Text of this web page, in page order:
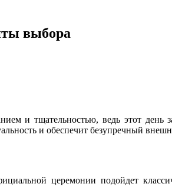
выбора
и тщательностью, ведь этот
и обеспечит безупречный
церемонии подойдет